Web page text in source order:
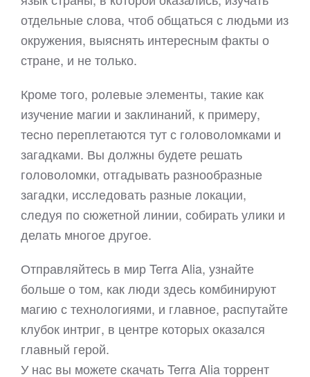
отдельные слова, чтоб общаться с людьми из
окружения, выяснять интересным факты о
стране, и не только.
Кроме того, ролевые элементы, такие как
изучение магии и заклинаний, к примеру,
тесно переплетаются тут с головоломками и
загадками. Вы должны будете решать
головоломки, отгадывать разнообразные
загадки, исследовать разные локации,
следуя по сюжетной линии, собирать улики и
делать многое другое.
Отправляйтесь в мир Terra Alia, узнайте
больше о том, как люди здесь комбинируют
магию с технологиями, и главное, распутайте
клубок интриг, в центре которых оказался
главный герой.
У нас вы можете скачать Terra Alia торрент